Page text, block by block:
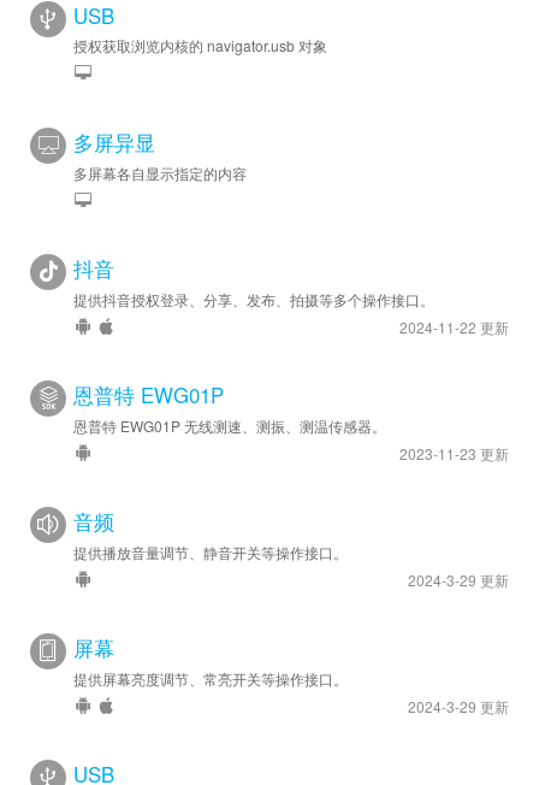
USB
授权获取浏览内核的 navigator.usb 对象
多屏异显
多屏幕各自显示指定的内容
抖音
提供抖音授权登录、分享、发布、拍摄等多个操作接口。
2024-11-22 更新
恩普特 EWG01P
恩普特 EWG01P 无线测速、测振、测温传感器。
2023-11-23 更新
音频
提供播放音量调节、静音开关等操作接口。
2024-3-29 更新
屏幕
提供屏幕亮度调节、常亮开关等操作接口。
2024-3-29 更新
USB